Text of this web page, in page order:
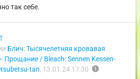
так себе.
Блич: Тысячелетняя кровавая
Прощание / Bleach: Sennen Kessen-
tan, 13.01.24 17:30 report